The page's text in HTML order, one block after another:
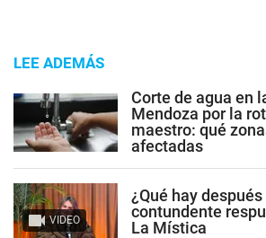
LEE ADEMÁS
Corte de agua en
Mendoza por la
maestro: qué
afectadas
VIDEO
¿Qué hay
contundente
La Mística